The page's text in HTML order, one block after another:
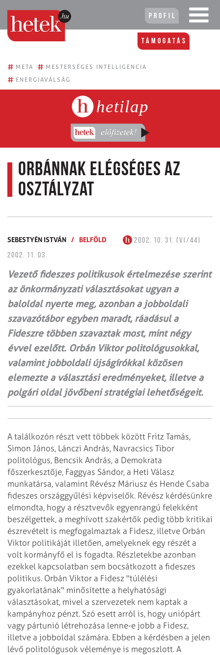
Profil
Támogatás
# META # MESTERSÉGES INTELLIGENCIA
# ENERGIAVÁLSÁG
hetilap
Orbánnak elégséges az
osztályzat
SEBESTYÉN ISTVÁN / BELFÖLD
2002. 10. 31. (VI/44)
2002. 11. 03.
Vezető fideszes politikusok értelmezése szerint
az önkormányzati választásokat ugyan a
baloldal nyerte meg, azonban a jobboldali
szavazótábor egyben maradt, ráadásul a
Fideszre többen szavaztak most, mint négy
évvel ezelőtt. Orbán Viktor politológusokkal,
valamint jobboldali újságírókkal közösen
elemezte a választási eredményeket, illetve a
polgári oldal jövőbeni stratégiai lehetőségeit.
A találkozón részt vett többek között Fritz Tamás,
Simon János, Lánczi András, Navracsics Tibor
politológus, Bencsik András, a Demokrata
főszerkesztője, Faggyas Sándor, a Heti Válasz
munkatársa, valamint Révész Máriusz és Hende Csaba
fideszes országgyűlési képviselők. Révész kérdésünkre
elmondta, hogy a résztvevők egyenrangú felekként
beszélgettek, a meghívott szakértők pedig több kritikai
észrevételt is megfogalmaztak a Fidesz, illetve Orbán
Viktor politikáját illetően, amelyeknek egy részét a
volt kormányfő el is fogadta. Részletekbe azonban
ezekkel kapcsolatban sem bocsátkozott a fideszes
politikus. Orbán Viktor a Fidesz "túlélési
gyakorlatának" minősítette a helyhatósági
választásokat, mivel a szervezetek nem kaptak a
kampányhoz pénzt. Szó esett arról is, hogy uniópárt
vagy pártunió létrehozása lenne-e jobb a Fidesz,
illetve a jobboldal számára. Ebben a kérdésben a jelen
lévő politológusok véleménye is megoszlott. A